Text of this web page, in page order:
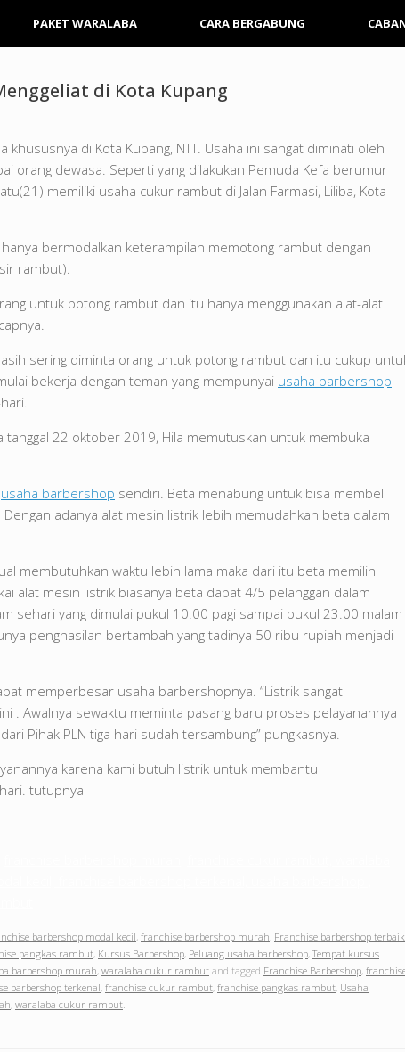
PAKET WARALABA CARA BERGABUNG
di Kota Kupang
di Kota Kupang, NTT. Usaha ini sangat diminati oleh
orang dewasa. Seperti yang dilakukan Pemuda Kefa berumur
memiliki usaha cukur rambut di Jalan Farmasi, Liliba, Kota
bermodalkan keterampilan memotong rambut dengan
rambut).
untuk potong rambut dan itu hanya menggunakan alat-alat
sering diminta orang untuk potong rambut dan itu cukup
bekerja dengan teman yang mempunyai usaha barbershop
22 oktober 2019, Hila memutuskan untuk membuka
usaha barbershop sendiri. Beta menabung untuk bisa membeli
adanya alat mesin listrik lebih memudahkan beta dalam
membutuhkan waktu lebih lama maka dari itu beta memilih
alat mesin listrik biasanya beta dapat 4/5 pelanggan dalam
sehari yang dimulai pukul 10.00 pagi sampai pukul 23.00 malam
penghasilan bertambah yang tadinya 50 ribu rupiah menjadi
memperbesar usaha barbershopnya. “Listrik sangat
. Awalnya sewaktu meminta pasang baru proses pelayanannya
Pihak PLN tiga hari sudah tersambung” pungkasnya.
karena kami butuh listrik untuk membantu
tutupnya
barbershop modal kecil, franchise barbershop murah, Franchise barbershop terbaik
pangkas rambut, Kursus Barbershop, Peluang usaha barbershop,Tempat kursus
barbershop murah, waralaba cukur rambut and tagged Franchise Barbershop,
barbershop terkenal, franchise cukur rambut, franchise pangkas rambut, Usaha
, waralaba cukur rambut